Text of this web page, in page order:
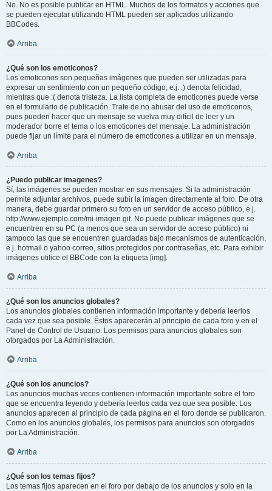
No. No es posible publicar en HTML. Muchos de los formatos y acciones que
se pueden ejecutar utilizando HTML pueden ser aplicados utilizando
BBCodes.
Arriba
¿Qué son los emoticonos?
Los emoticonos son pequeñas imágenes que pueden ser utilizadas para
expresar un sentimiento con un pequeño código, e.j. :) denota felicidad,
mientras que :( denota tristeza. La lista completa de emoticones puede verse
en el formulario de publicación. Trate de no abusar del uso de emoticonos,
pues pueden hacer que un mensaje se vuelva muy difícil de leer y un
moderador borre el tema o los emoticones del mensaje. La administración
puede fijar un límite para el número de emoticones a utilizar en un mensaje.
Arriba
¿Puedo publicar imagenes?
Sí, las imágenes se pueden mostrar en sus mensajes. Si la administración
permite adjuntar archivos, puede subir la imagen directamente al foro. De otra
manera, debe guardar primero su foto en un servidor de acceso público, e.j.
http://www.ejemplo.com/mi-imagen.gif. No puede publicar imágenes que se
encuentren en su PC (a menos que sea un servidor de acceso público) ni
tampoco las que se encuentren guardadas bajo mecanismos de autenticación,
e.j. hotmail o yahoo correo, sitios protegidos por contraseñas, etc. Para exhibir
imágenes utilice el BBCode con la etiqueta [img].
Arriba
¿Qué son los anuncios globales?
Los anuncios globales contienen información importante y debería leerlos
cada vez que sea posible. Éstos aparecerán al principio de cada foro y en el
Panel de Control de Usuario. Los permisos para anuncios globales son
otorgados por La Administración.
Arriba
¿Qué son los anuncios?
Los anuncios muchas veces contienen información importante sobre el foro
que se encuentra leyendo y debería leerlos cada vez que sea posible. Los
anuncios aparecen al principio de cada página en el foro donde se publicaron.
Como en los anuncios globales, los permisos para anuncios son otorgados
por La Administración.
Arriba
¿Qué son los temas fijos?
Los temas fijos aparecen en el foro por debajo de los anuncios y solo en la